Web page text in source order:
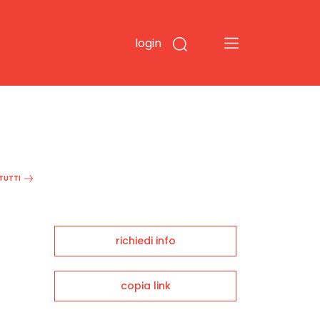
login
richiedi info
copia link